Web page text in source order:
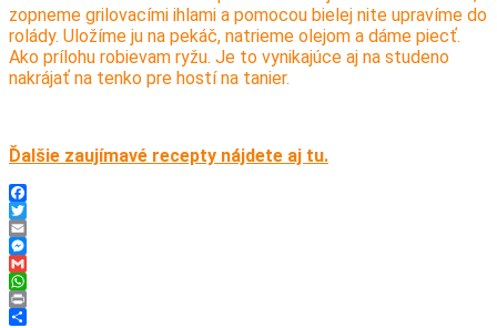
zopneme grilovacími ihlami a pomocou bielej nite upravíme do
rolády. Uložíme ju na pekáč, natrieme olejom a dáme piecť.
Ako prílohu robievam ryžu. Je to vynikajúce aj na studeno
nakrájať na tenko pre hostí na tanier.
Ďalšie zaujímavé recepty nájdete aj tu.
Facebook
Twitter
Email
Messenger
Gmail
WhatsApp
Print